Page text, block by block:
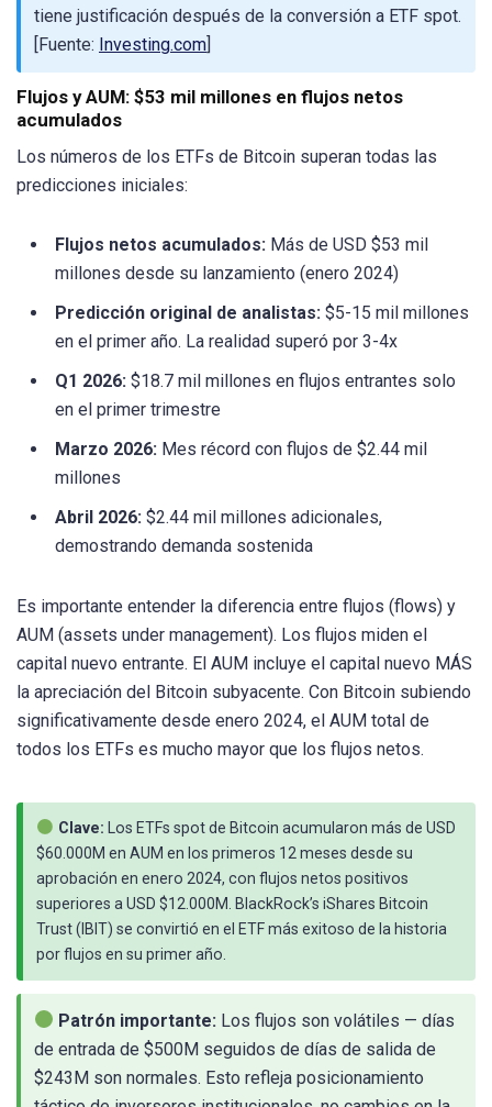
tiene justificación después de la conversión a ETF spot.
[Fuente: Investing.com
Flujos y AUM: $53 mil millones en flujos netos
acumulados
Los números de los ETFs de Bitcoin superan todas las
predicciones iniciales:
Flujos netos acumulados: Más de USD $53 mil
millones desde su lanzamiento (enero 2024)
Predicción original de analistas: $5-15 mil millones
en el primer año. La realidad superó por 3-4x
Q1 2026: $18.7 mil millones en flujos entrantes solo
en el primer trimestre
Marzo 2026: Mes récord con flujos de $2.44 mil
millones
Abril 2026: $2.44 mil millones adicionales,
demostrando demanda sostenida
Es importante entender la diferencia entre flujos (flows) y
AUM (assets under management). Los flujos miden el
capital nuevo entrante. El AUM incluye el capital nuevo MÁS
la apreciación del Bitcoin subyacente. Con Bitcoin subiendo
significativamente desde enero 2024, el AUM total de
todos los ETFs es mucho mayor que los flujos netos.
Clave: Los ETFs spot de Bitcoin acumularon más de USD
$60.000M en AUM en los primeros 12 meses desde su
aprobación en enero 2024, con flujos netos positivos
superiores a USD $12.000M. BlackRock’s iShares Bitcoin
Trust (IBIT) se convirtió en el ETF más exitoso de la historia
por flujos en su primer año.
Patrón importante: Los flujos son volátiles — días
de entrada de $500M seguidos de días de salida de
$243M son normales. Esto refleja posicionamiento